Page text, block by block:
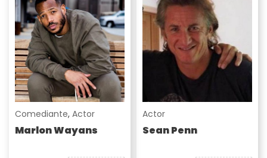
Comediante, Actor
Marlon Wayans
Actor
Sean Penn